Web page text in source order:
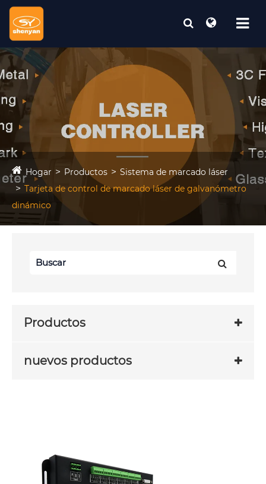
Hogar Productos
Sistema de marcado láser
Tarjeta de control de marcado láser de galvanómetro
dinámico
Productos
nuevos productos